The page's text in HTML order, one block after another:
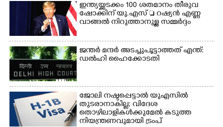
ഇന്ത്യയ്ക്കടക്കം 100 ശതമാനം തീരുവ
ഷോക്കിന് യു.എസ്  റഷ്യൻ എണ്ണ
വാങ്ങൽ നിറുത്താനുള്ള സമ്മർദ്ദം
ജന്ത‌‌ർ മന്ദർ അടച്ചുപൂട്ടാത്തത് എന്ത്:
ഡൽഹി ഹൈക്കോടതി
ജോലി നഷ്ടപ്പെട്ടാൽ യുഎസിൽ
തുടരാനാകില്ല; വിദേശ
തൊഴിലാളികൾക്കുമേൽ കടുത്ത
നിയന്ത്രണവുമായി ട്രംപ്‌